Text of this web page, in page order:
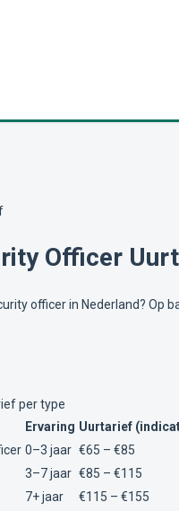
Officer
officer in Nederland? Op
per type
Ervaring Uurtarief
0–3 jaar €65 – €85
3–7 jaar €85 – €115
7+ jaar
€115 – €155